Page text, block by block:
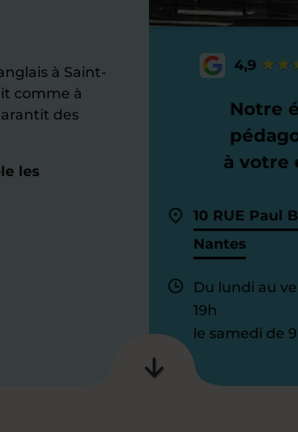
à Saint-
comme à
des
les
4,9
Notre
à votre
10 RUE Paul
Nantes
Du lundi au
19h
le samedi de